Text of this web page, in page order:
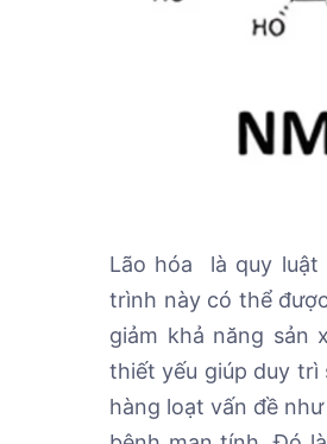
Lão hóa là quy luật
trình này có thể
giảm khả năng sản
thiết yếu giúp duy trì
hàng loạt vấn đề